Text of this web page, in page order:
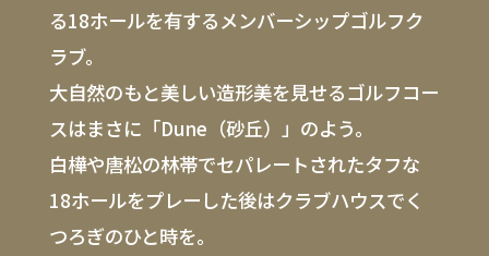
る18ホールを有するメンバーシップゴルフク
ラブ。
大自然のもと美しい造形美を見せるゴルフコー
スはまさに「Dune（砂丘）」のよう。
白樺や唐松の林帯でセパレートされたタフな
18ホールをプレーした後はクラブハウスでく
つろぎのひと時を。